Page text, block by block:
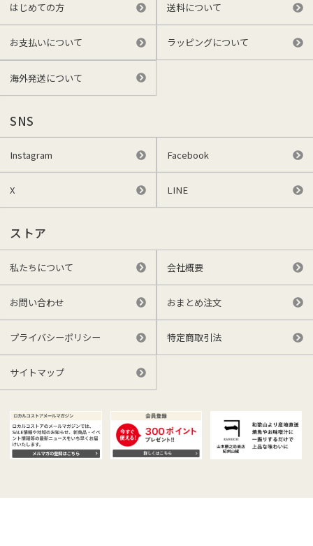
はじめての方 送料について
お支払いについて ラッピングについて
海外発送について
SNS
Instagram Facebook
X LINE
ストア
私たちについて 会社概要
お問い合わせ おまとめ注文
プライバシーポリシー 特定商取引法
サイトマップ